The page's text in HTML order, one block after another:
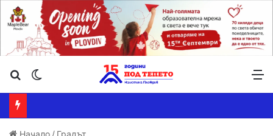
Търсене ...